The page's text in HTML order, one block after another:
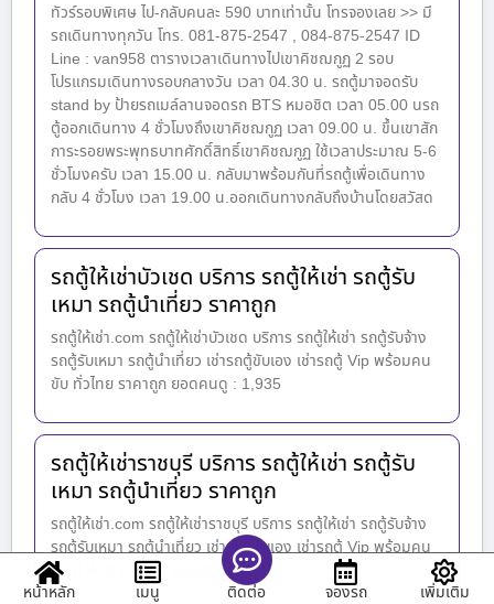
ทัวร์รอบพิเศษ ไป-กลับคนละ 590 บาทเท่านั้น โทรจองเลย >> มี
รถเดินทางทุกวัน โทร. 081-875-2547 , 084-875-2547 ID
Line : van958 ตารางเวลาเดินทางไปเขาคิชฌกูฏ 2 รอบ
โปรแกรมเดินทางรอบกลางวัน เวลา 04.30 น. รถตู้มาจอดรับ
stand by ป้ายรถเมล์ลานจอดรถ BTS หมอชิต เวลา 05.00 นรถ
ตู้ออกเดินทาง 4 ชั่วโมงถึงเขาคิชฌกูฏ เวลา 09.00 น. ขึ้นเขาสัก
การะรอยพระพุทธบาทศักดิ์สิทธิ์เขาคิชฌกูฏ ใช้เวลาประมาณ 5-6
ชั่วโมงครับ เวลา 15.00 น. กลับมาพร้อมกันที่รถตู้เพื่อเดินทาง
กลับ 4 ชั่วโมง เวลา 19.00 น.ออกเดินทางกลับถึงบ้านโดยสวัสด
รถตู้ให้เช่าบัวเชด บริการ รถตู้ให้เช่า รถตู้รับ
เหมา รถตู้นำเที่ยว ราคาถูก
รถตู้ให้เช่า.com รถตู้ให้เช่าบัวเชด บริการ รถตู้ให้เช่า รถตู้รับจ้าง
รถตู้รับเหมา รถตู้นำเที่ยว เช่ารถตู้ขับเอง เช่ารถตู้ Vip พร้อมคน
ขับ ทั่วไทย ราคาถูก ยอดคนดู : 1,935
รถตู้ให้เช่าราชบุรี บริการ รถตู้ให้เช่า รถตู้รับ
เหมา รถตู้นำเที่ยว ราคาถูก
รถตู้ให้เช่า.com รถตู้ให้เช่าราชบุรี บริการ รถตู้ให้เช่า รถตู้รับจ้าง
รถตู้รับเหมา รถตู้นำเที่ยว เช่ารถตู้ขับเอง เช่ารถตู้ Vip พร้อมคน
ขับ ทั่วไทย ราคาถูก ยอดคนดู : 1,081
หน้าหลัก
เมนู ติดต่อ จองรถ เพิ่มเติม